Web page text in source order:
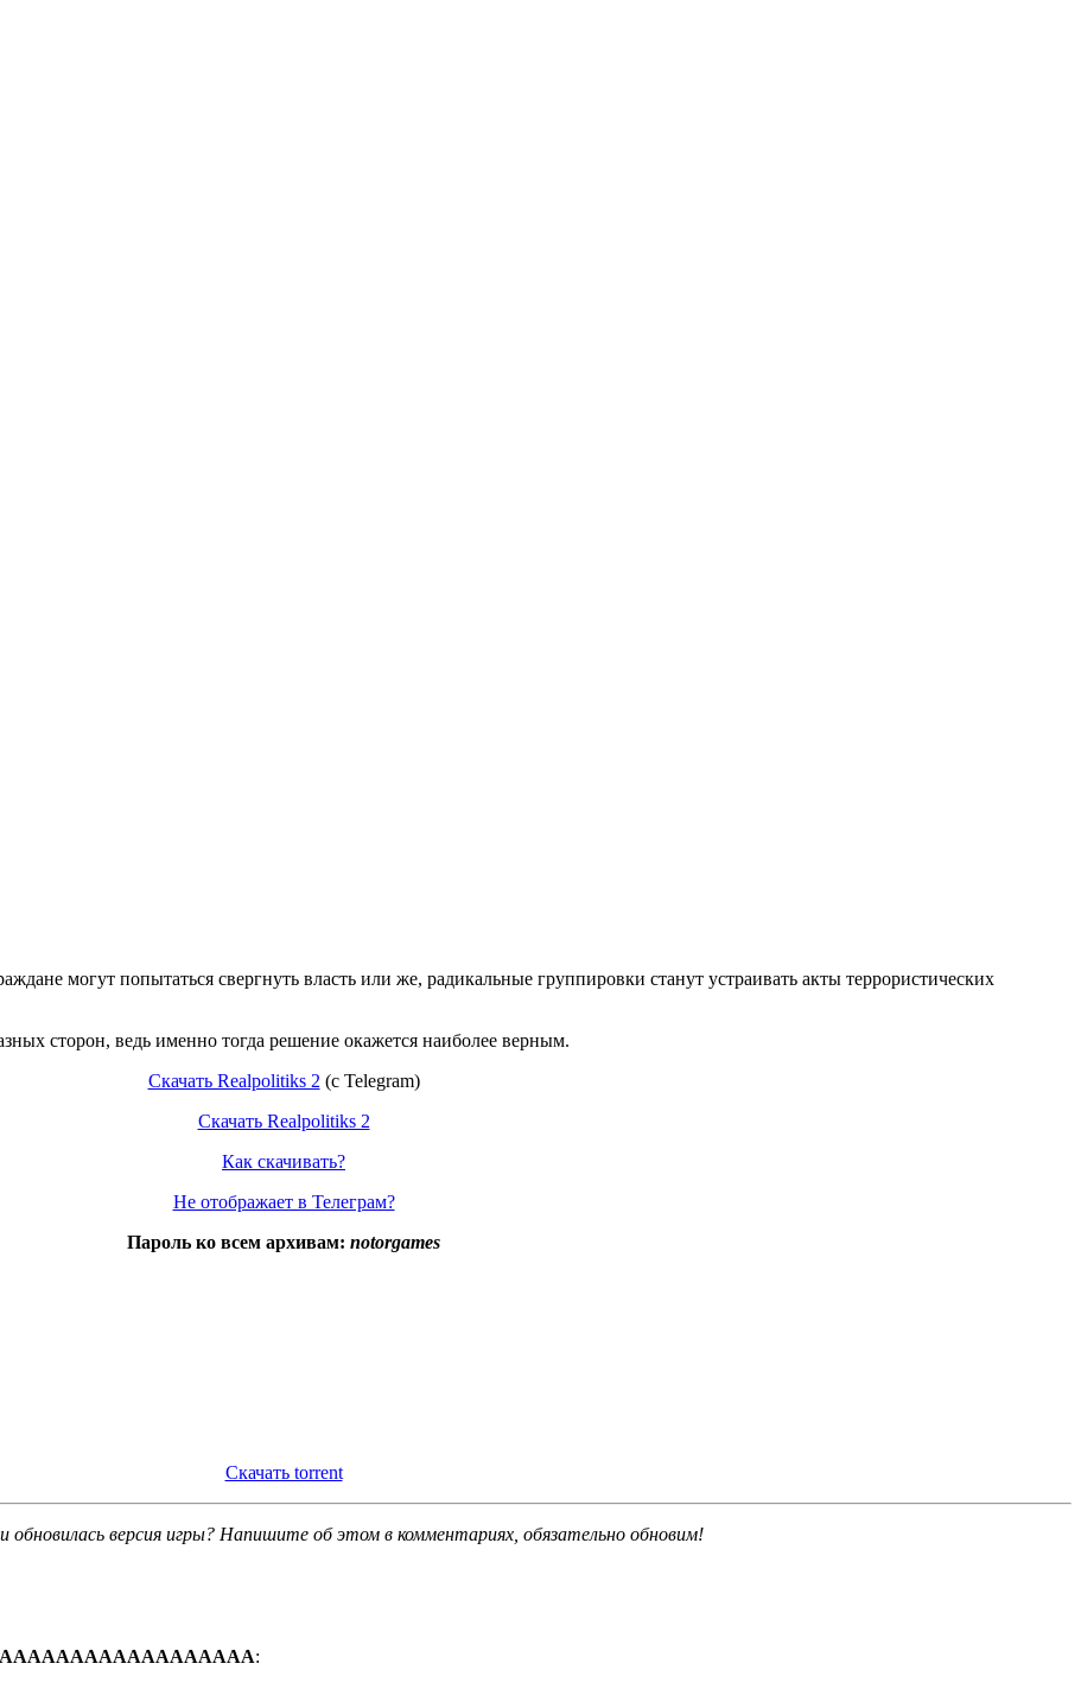
могут попытаться свергнуть власть или же, радикальные группировки станут устраивать акты террористических
сторон, ведь именно тогда решение окажется наиболее верным.
Скачать Realpolitiks 2 (c Telegram)
Скачать Realpolitiks 2
Как скачивать?
Не отображает в Телеграм?
Пароль ко всем архивам: notorgames
Скачать torrent
обновилась версия игры? Напишите об этом в комментариях, обязательно обновим!
: